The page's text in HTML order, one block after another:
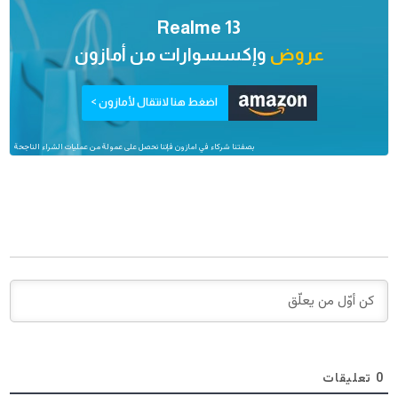
Realme 13
عروض وإكسسوارات من أمازون
اضغط هنا لانتقال لأمازون >
بصفتنا شركاء في امازون فإننا نحصل على عمولة من عمليات الشراء الناجحة
0 تعليقات